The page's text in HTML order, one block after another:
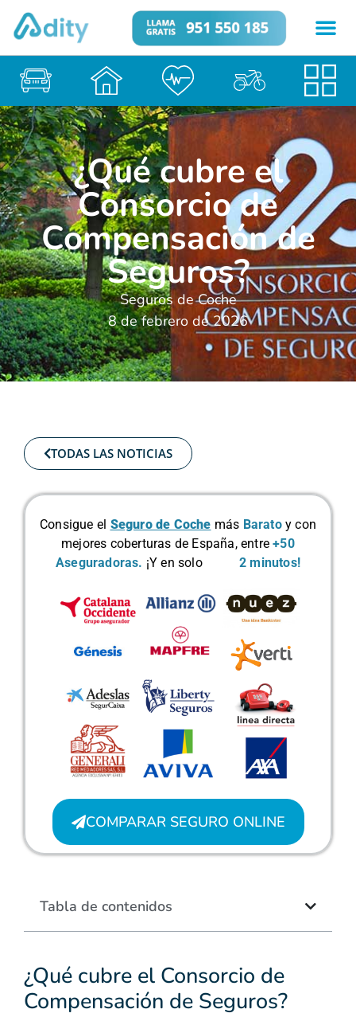
¿Qué cubre el
Consorcio de
Compensación de
Seguros?
Seguros de Coche
8 de febrero de 2026
¿Qué cubre el Consorcio de
Compensación de Seguros?
TODAS LAS NOTICIAS
Consigue el Seguro de Coche más Baratoy con
mejores coberturas de España, entre+50
Aseguradoras. ¡Y en solo 2 minutos!
COMPARAR SEGURO ONLINE
Tabla de contenidos